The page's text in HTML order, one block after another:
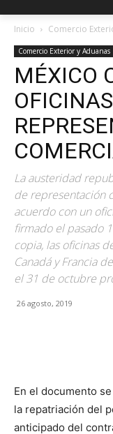
Inicio Comercio
Comercio Exterior y Aduanas
MÉXICO
La austeridad
de representación
acuerdo con un
firmado el pasado
copia, las oficinas
Canadá y Francia
el 31 de octubre
26 agosto, 2019
En el documento
la repatriación del
anticipado del